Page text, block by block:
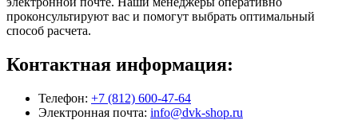
проконсультируют вас и помогут выбрать оптимальный
способ расчета.
Контактная информация:
Телефон: +7 (812) 600-47-64
Электронная почта: info@dvk-shop.ru